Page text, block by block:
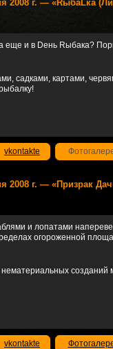
2008 г. — «RыбаLка
еще и в Dень Rыбака?
садками, картами,
vkontakte
2008 г. — «Призрак
и лопатами
огороженной
vkontakte